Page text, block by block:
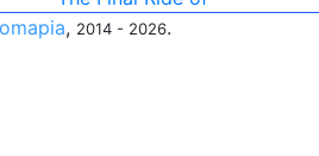
, 2014 - 2026.